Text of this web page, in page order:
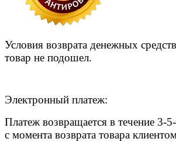
Условия возврата денежных
товар не подошел.
Электронный платеж:
Платеж возвращается в течение 3-
с момента возврата товара